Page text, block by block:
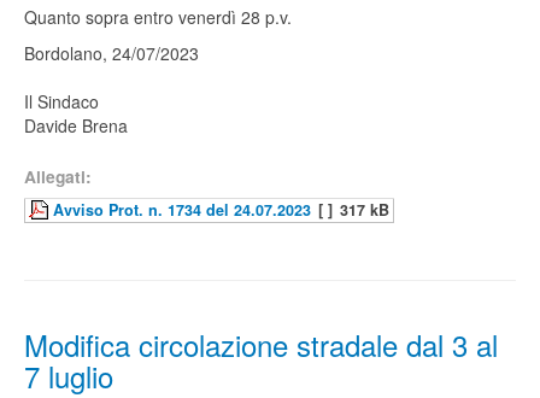
Quanto sopra entro venerdì 28 p.v.
Bordolano, 24/07/2023
Il Sindaco
Davide Brena
Allegati:
Avviso Prot. n. 1734 del 24.07.2023 [ ] 317 kB
Modifica circolazione stradale dal 3 al
7 luglio